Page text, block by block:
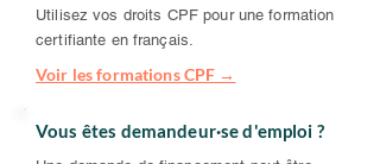
Utilisez vos droits CPF pour une formation
certifiante en français.
Voir les formations CPF →
Vous êtes demandeur·se d'emploi ?